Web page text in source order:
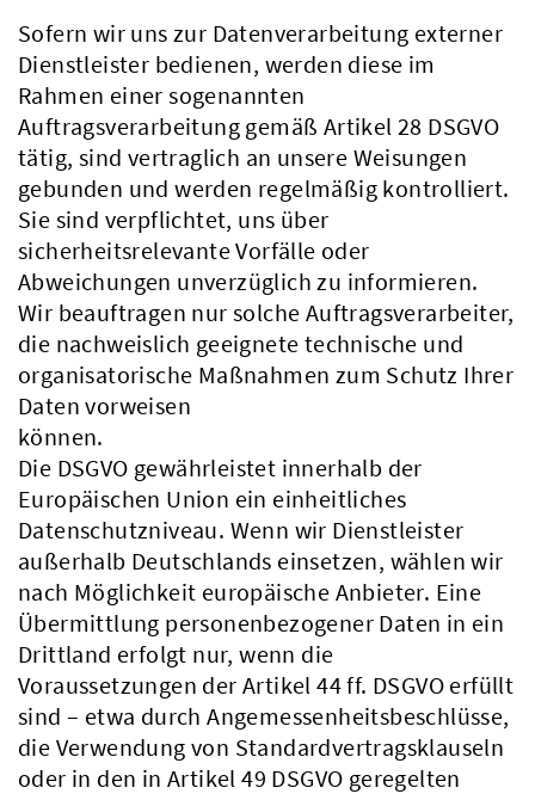
Sofern wir uns zur Datenverarbeitung externer
Dienstleister bedienen, werden diese im
Rahmen einer sogenannten
Auftragsverarbeitung gemäß Artikel 28 DSGVO
tätig, sind vertraglich an unsere Weisungen
gebunden und werden regelmäßig kontrolliert.
Sie sind verpflichtet, uns über
sicherheitsrelevante Vorfälle oder
Abweichungen unverzüglich zu informieren.
Wir beauftragen nur solche Auftragsverarbeiter,
die nachweislich geeignete technische und
organisatorische Maßnahmen zum Schutz Ihrer
Daten vorweisen
können.
Die DSGVO gewährleistet innerhalb der
Europäischen Union ein einheitliches
Datenschutzniveau. Wenn wir Dienstleister
außerhalb Deutschlands einsetzen, wählen wir
nach Möglichkeit europäische Anbieter. Eine
Übermittlung personenbezogener Daten in ein
Drittland erfolgt nur, wenn die
Voraussetzungen der Artikel 44 ff. DSGVO erfüllt
sind – etwa durch Angemessenheitsbeschlüsse,
die Verwendung von Standardvertragsklauseln
oder in den in Artikel 49 DSGVO geregelten